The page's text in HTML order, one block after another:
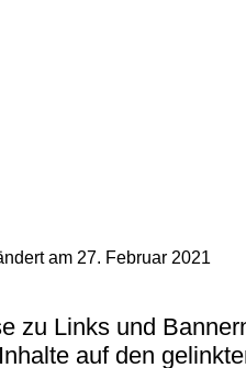
am 27. Februar 2021
zu Links und
auf den